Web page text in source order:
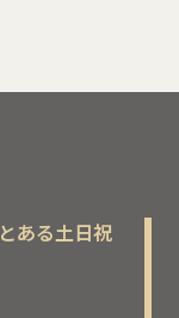
とある土日祝